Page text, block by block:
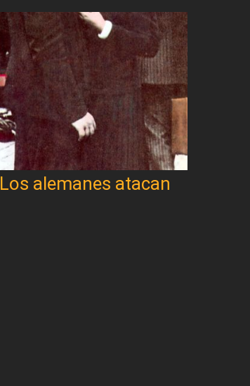
Los alemanes atacan